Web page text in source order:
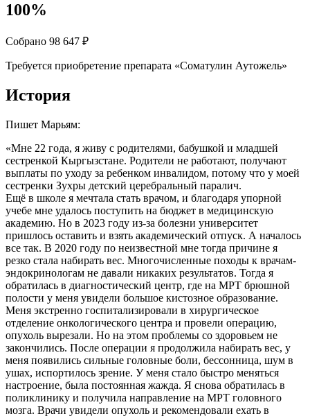
100%
Собрано 98 647 ₽
Требуется приобретение препарата «Соматулин Аутожель»
История
Пишет Марьям:
«Мне 22 года, я живу с родителями, бабушкой и младшей
сестренкой Кыргызстане. Родители не работают, получают
выплаты по уходу за ребенком инвалидом, потому что у моей
сестренки Зухры детский церебральный паралич.
Ещё в школе я мечтала стать врачом, и благодаря упорной
учебе мне удалось поступить на бюджет в медицинскую
академию. Но в 2023 году из-за болезни университет
пришлось оставить и взять академический отпуск. А началось
все так. В 2020 году по неизвестной мне тогда причине я
резко стала набирать вес. Многочисленные походы к врачам-
эндокринологам не давали никаких результатов. Тогда я
обратилась в диагностический центр, где на МРТ брюшной
полости у меня увидели большое кистозное образование.
Меня экстренно госпитализировали в хирургическое
отделение онкологического центра и провели операцию,
опухоль вырезали. Но на этом проблемы со здоровьем не
закончились. После операции я продолжила набирать вес, у
меня появились сильные головные боли, бессонница, шум в
ушах, испортилось зрение. У меня стало быстро меняться
настроение, была постоянная жажда. Я снова обратилась в
поликлинику и получила направление на МРТ головного
мозга. Врачи увидели опухоль и рекомендовали ехать в